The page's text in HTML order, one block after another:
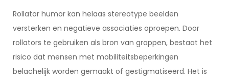
Rollator humor kan helaas stereotype beelden
versterken en negatieve associaties oproepen. Door
rollators te gebruiken als bron van grappen, bestaat het
risico dat mensen met mobiliteitsbeperkingen
belachelijk worden gemaakt of gestigmatiseerd. Het is